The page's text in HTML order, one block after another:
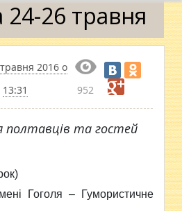
26 травня
2016 о
13:31
952
полтавців та гостей
Гоголя –
Гумористичне